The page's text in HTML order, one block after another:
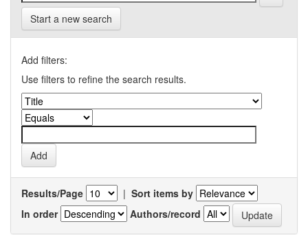
Start a new search
Add filters:
Use filters to refine the search results.
Results/Page | Sort items by
In order
Authors/record